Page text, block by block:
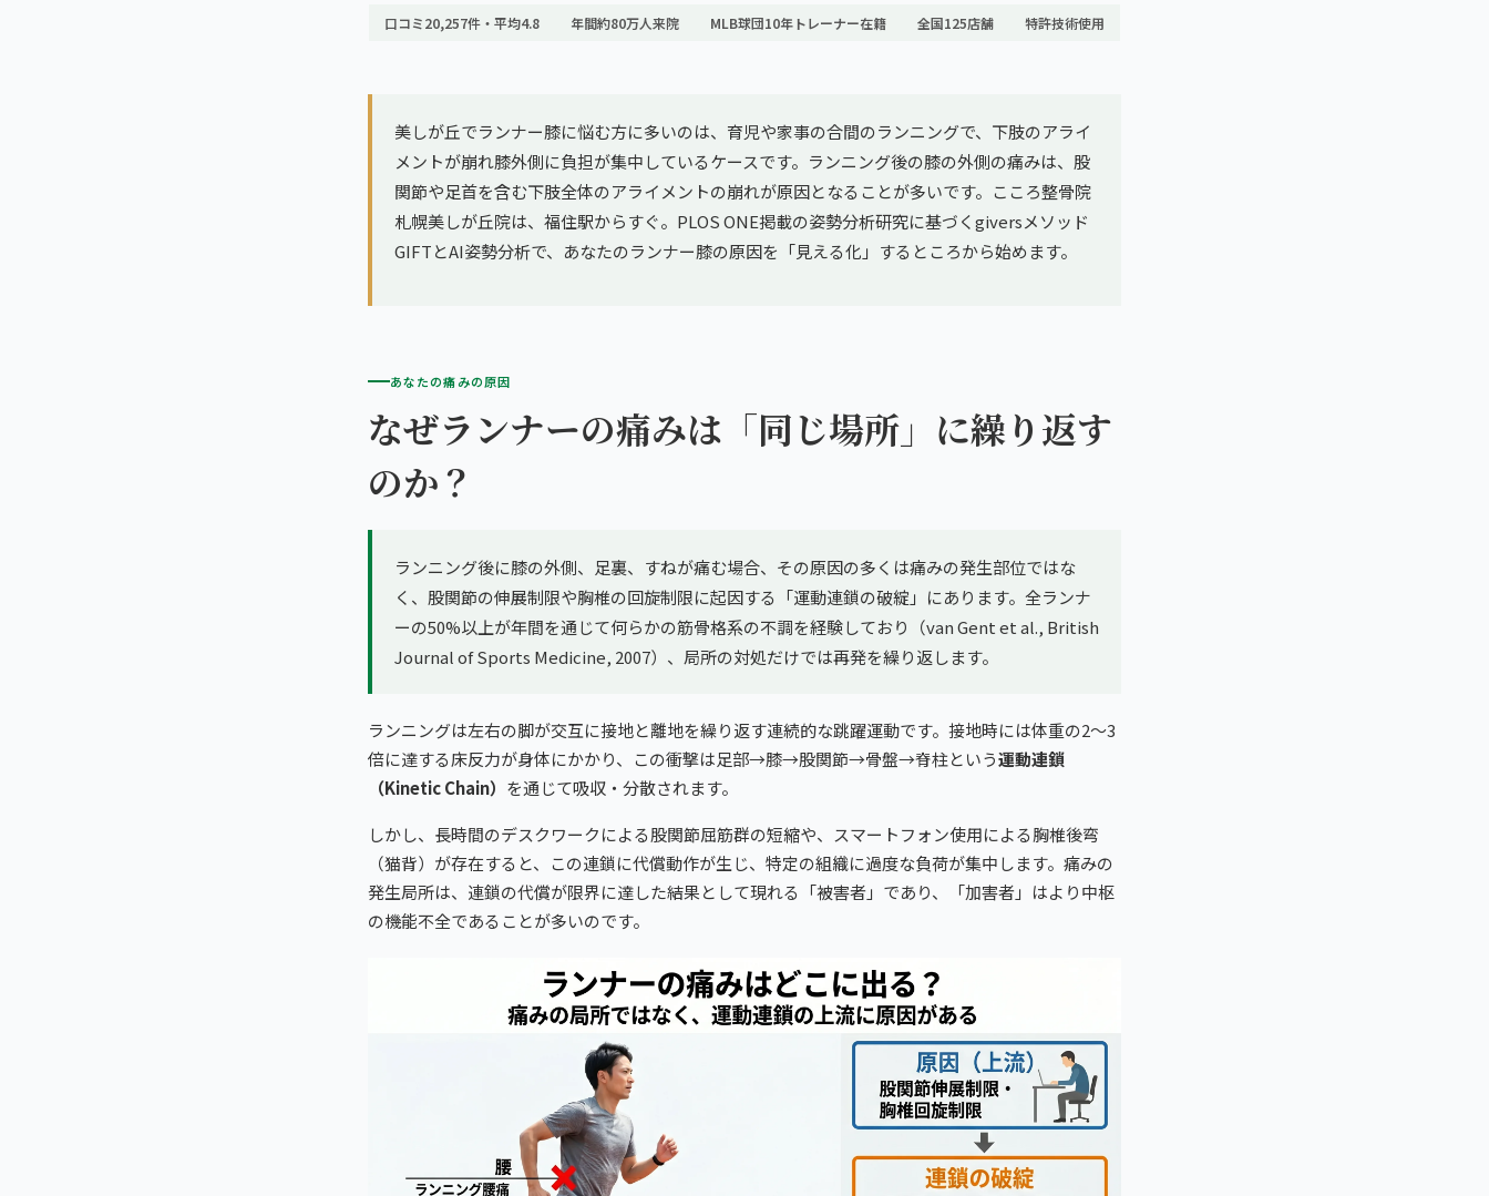
口コミ20,257件・平均4.8 年間約80万人来院 MLB球団10年トレーナー在籍 全国125店舗 特許技術使用
美しが丘でランナー膝に悩む方に多いのは、育児や家事の合間のランニングで、下肢のアライ
メントが崩れ膝外側に負担が集中しているケースです。ランニング後の膝の外側の痛みは、股
関節や足首を含む下肢全体のアライメントの崩れが原因となることが多いです。こころ整骨院
札幌美しが丘院は、福住駅からすぐ。PLOS ONE掲載の姿勢分析研究に基づくgiversメソッド
GIFTとAI姿勢分析で、あなたのランナー膝の原因を「見える化」するところから始めます。
あなたの痛みの原因
なぜランナーの痛みは「同じ場所」に繰り返す
のか？
ランニング後に膝の外側、足裏、すねが痛む場合、その原因の多くは痛みの発生部位ではな
く、股関節の伸展制限や胸椎の回旋制限に起因する「運動連鎖の破綻」にあります。全ランナ
ーの50%以上が年間を通じて何らかの筋骨格系の不調を経験しており（van Gent et al., British
Journal of Sports Medicine, 2007）、局所の対処だけでは再発を繰り返します。
ランニングは左右の脚が交互に接地と離地を繰り返す連続的な跳躍運動です。接地時には体重の2〜3
倍に達する床反力が身体にかかり、この衝撃は足部→膝→股関節→骨盤→脊柱という運動連鎖
（Kinetic Chain） を通じて吸収・分散されます。
しかし、長時間のデスクワークによる股関節屈筋群の短縮や、スマートフォン使用による胸椎後弯
（猫背）が存在すると、この連鎖に代償動作が生じ、特定の組織に過度な負荷が集中します。痛みの
発生局所は、連鎖の代償が限界に達した結果として現れる「被害者」であり、「加害者」はより中枢
の機能不全であることが多いのです。